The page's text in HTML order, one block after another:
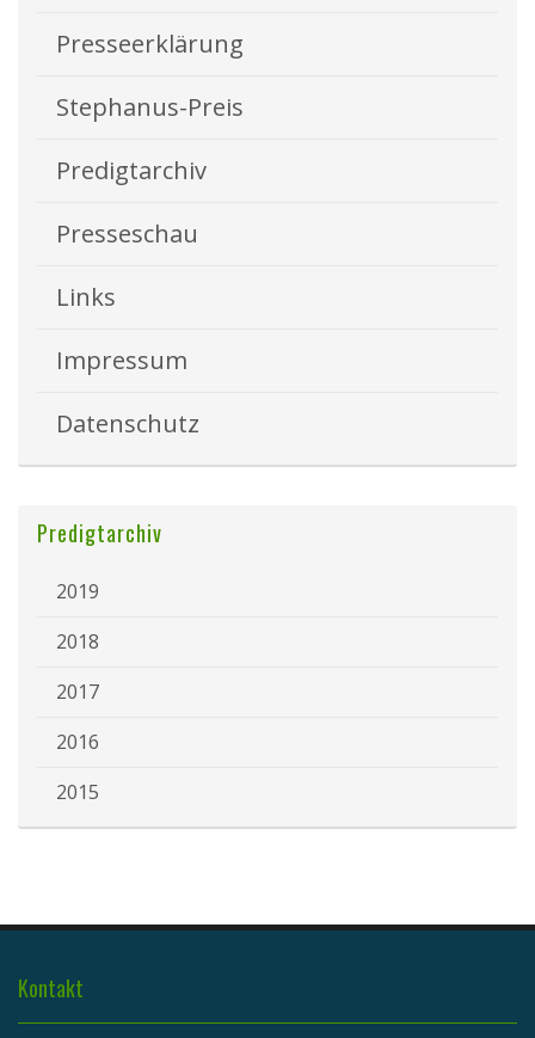
Presseerklärung
Stephanus-Preis
Predigtarchiv
Presseschau
Links
Impressum
Datenschutz
Predigtarchiv
2019
2018
2017
2016
2015
Kontakt